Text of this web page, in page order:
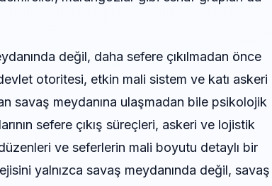
değil, daha sefere çıkılmadan önce
otoritesi, etkin mali sistem ve katı askeri
savaş meydanına ulaşmadan bile psikolojik
sefere çıkış süreçleri, askeri ve lojistik
ve seferlerin mali boyutu detaylı bir
yalnızca savaş meydanında değil, savaş